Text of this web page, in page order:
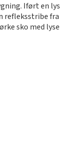
Iført en lys
refleksstribe fra
sko med lyse